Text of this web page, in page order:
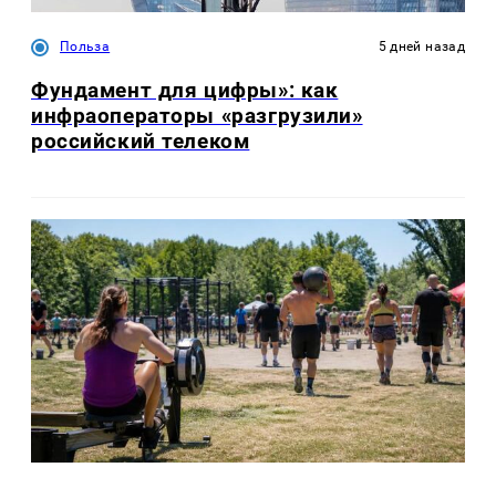
Польза 5 дней назад
Фундамент для цифры»: как
инфраоператоры «разгрузили»
российский телеком